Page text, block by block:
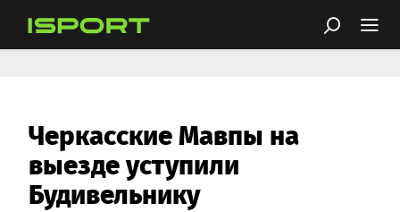
Черкасские Мавпы на
выезде уступили
Будивельнику